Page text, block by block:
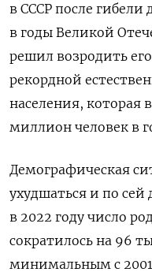
в СССР после
в годы Великой
решил возродить
рекордной
населения, которая
миллион человек в
Демографическая
ухудшаться и по сей
в 2022 году число
сократилось на 96
минимальным с 2001